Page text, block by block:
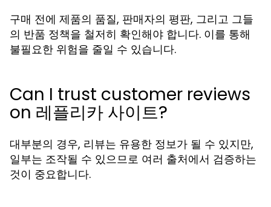
구매 전에 제품의 품질, 판매자의 평판, 그리고 그들
의 반품 정책을 철저히 확인해야 합니다. 이를 통해
불필요한 위험을 줄일 수 있습니다.
Can I trust customer reviews
on 레플리카 사이트?
대부분의 경우, 리뷰는 유용한 정보가 될 수 있지만,
일부는 조작될 수 있으므로 여러 출처에서 검증하는
것이 중요합니다.